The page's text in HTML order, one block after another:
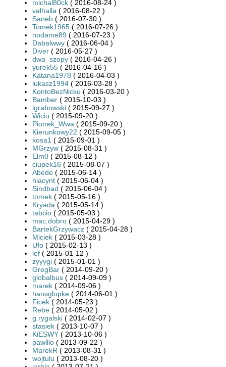
michal80ck ( 2016-08-24 )
valhalla ( 2016-08-22 )
Saneb ( 2016-07-30 )
Tomek1965 ( 2016-07-26 )
nodame89 ( 2016-07-23 )
Dabalwwy ( 2016-06-04 )
Diver ( 2016-05-27 )
dwa_szopy ( 2016-04-26 )
yurek55 ( 2016-04-16 )
Katana1978 ( 2016-04-03 )
lukasz1994 ( 2016-03-28 )
KontoBezNicku ( 2016-03-20 )
Bamber ( 2015-10-03 )
lgrabowski ( 2015-09-27 )
Wiciu ( 2015-09-20 )
Piotrek_Wwa ( 2015-09-20 )
Kierunkowy22 ( 2015-09-05 )
kosa1 ( 2015-09-01 )
MGrzyw ( 2015-08-31 )
Elm0 ( 2015-08-12 )
ciupek16 ( 2015-08-07 )
Abede ( 2015-06-14 )
hiacynt ( 2015-06-04 )
Sindbad ( 2015-06-04 )
tomek ( 2015-05-16 )
Kryada ( 2015-05-14 )
tabcio ( 2015-05-03 )
mac.dobro ( 2015-04-29 )
BartekGrzywacz ( 2015-04-28 )
Miciek ( 2015-03-28 )
Ufo ( 2015-02-13 )
lef ( 2015-01-12 )
zyyygi ( 2015-01-01 )
GregBar ( 2014-09-20 )
globalbus ( 2014-09-09 )
marek ( 2014-09-06 )
hansglopke ( 2014-06-01 )
Ficek ( 2014-05-23 )
Rebe ( 2014-05-02 )
g.rygalski ( 2014-02-07 )
stasiek ( 2013-10-07 )
KiESWY ( 2013-10-06 )
pawlllo ( 2013-09-22 )
MarekR ( 2013-08-31 )
wojtulu ( 2013-08-20 )